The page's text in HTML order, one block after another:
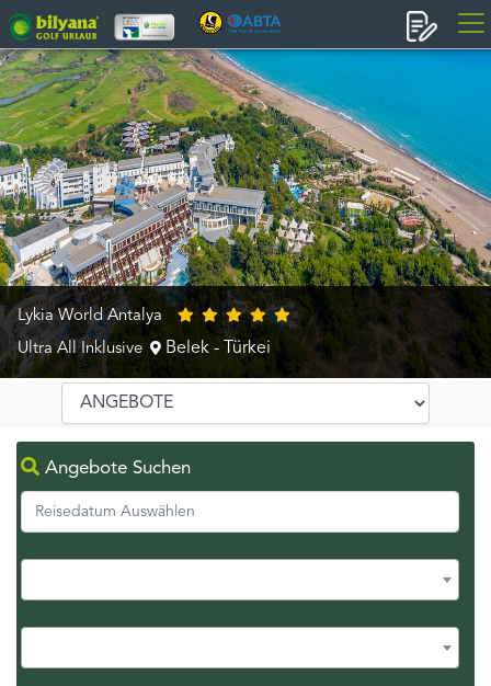
Lykia World Antalya
Ultra All Inklusive
Belek - Türkei
Angebote Suchen